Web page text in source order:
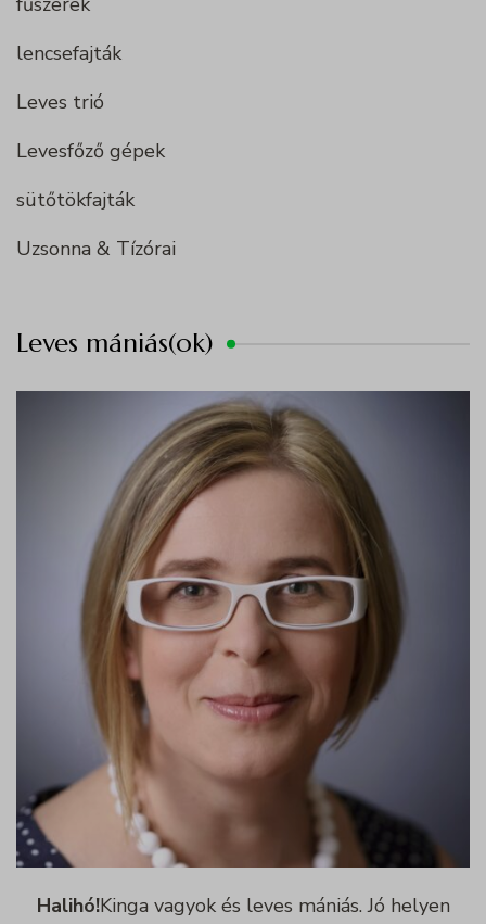
lencsefajták
Leves trió
Levesfőző gépek
sütőtökfajták
Uzsonna & Tízórai
Leves mániás(ok)
Halihó!Kinga vagyok és leves mániás. Jó helyen